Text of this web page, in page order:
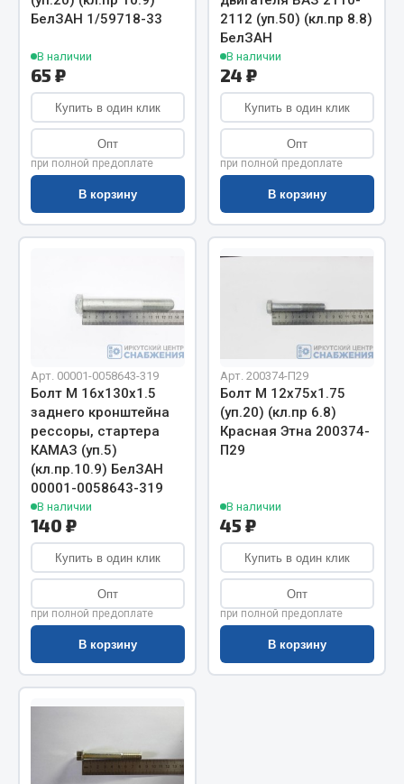
Весь раздел
Цепи подъёмные
Весь раздел
РТИ
Кольца уплотнительные
Паронит
Патрубки
Рукава высокого давления
Показать ещё
Весь раздел
Автомобильная электрика
Автолампы
Блоки реле и предохранителей
Вилки нагрузочные
Выключатели и переключатели клавишные
Выключатели кнопочные
Выключатель массы
Весь раздел
БелЗАН 1/59718-33
В наличии
65 ₽
Купить в один клик
Опт
при полной предоплате
В корзину
2112 (уп.50) (кл.пр 8.8)
БелЗАН
В наличии
24 ₽
Купить в один клик
Опт
при полной предоплате
В корзину
Арт. 00001-0058643-319
Болт М 16х130х1.5
заднего кронштейна
рессоры, стартера
КАМАЗ (уп.5)
(кл.пр.10.9) БелЗАН
00001-0058643-319
В наличии
140 ₽
Купить в один клик
Опт
при полной предоплате
В корзину
Арт. 200374-П29
Болт М 12х75х1.75
(уп.20) (кл.пр 6.8)
Красная Этна 200374-
П29
В наличии
45 ₽
Купить в один клик
Опт
при полной предоплате
В корзину